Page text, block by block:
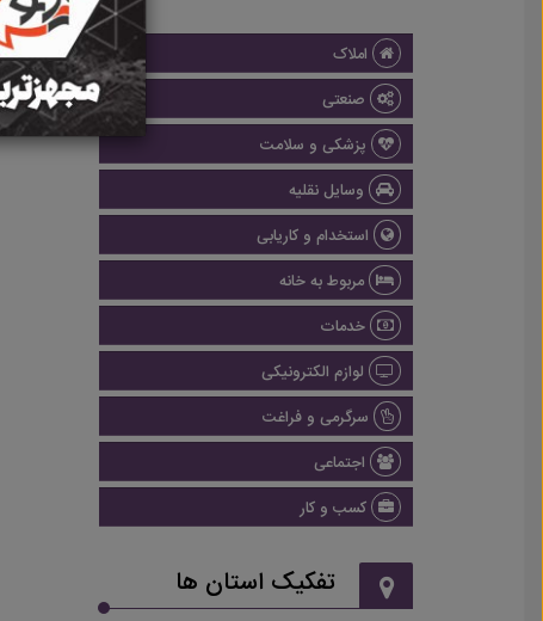
املاک
صنعتی
پزشکی و سلامت
وسایل نقلیه
استخدام و کاریابی
مربوط به خانه
خدمات
لوازم الکترونیکی
سرگرمی و فراغت
اجتماعی
کسب و کار
تفکیک استان ها